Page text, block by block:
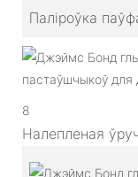
Паліроўка
8
Налепленая